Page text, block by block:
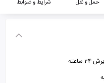
حمل و نقل شرایط و ضوابط
ساعته